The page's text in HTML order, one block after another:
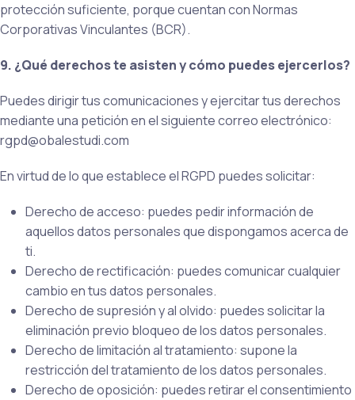
protección suficiente, porque cuentan con Normas
Corporativas Vinculantes (BCR).
9. ¿Qué derechos te asisten y cómo puedes ejercerlos?
Puedes dirigir tus comunicaciones y ejercitar tus derechos
mediante una petición en el siguiente correo electrónico:
rgpd@obalestudi.com
En virtud de lo que establece el RGPD puedes solicitar:
Derecho de acceso: puedes pedir información de
aquellos datos personales que dispongamos acerca de
ti.
Derecho de rectificación: puedes comunicar cualquier
cambio en tus datos personales.
Derecho de supresión y al olvido: puedes solicitar la
eliminación previo bloqueo de los datos personales.
Derecho de limitación al tratamiento: supone la
restricción del tratamiento de los datos personales.
Derecho de oposición: puedes retirar el consentimiento